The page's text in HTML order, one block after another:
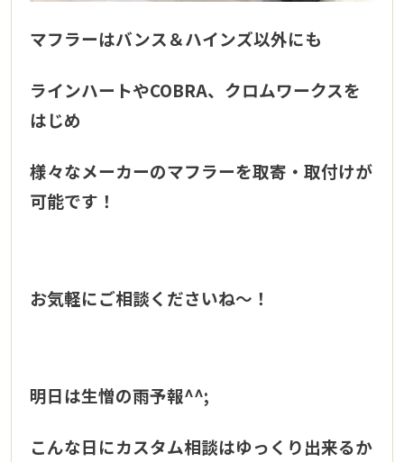
マフラーはバンス＆ハインズ以外にも
ラインハートやCOBRA、クロムワークスを
はじめ
様々なメーカーのマフラーを取寄・取付けが
可能です！
お気軽にご相談くださいね～！
明日は生憎の雨予報^^;
こんな日にカスタム相談はゆっくり出来るか